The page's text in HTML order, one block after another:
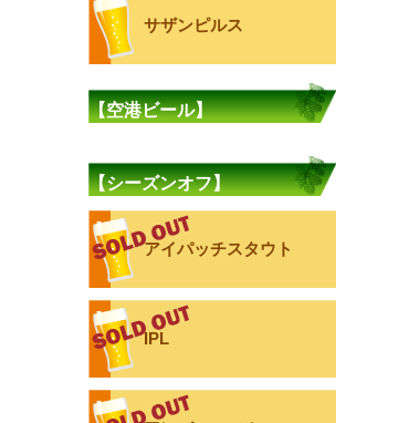
サザンピルス
【空港ビール】
【シーズンオフ】
アイパッチスタウト
IPL